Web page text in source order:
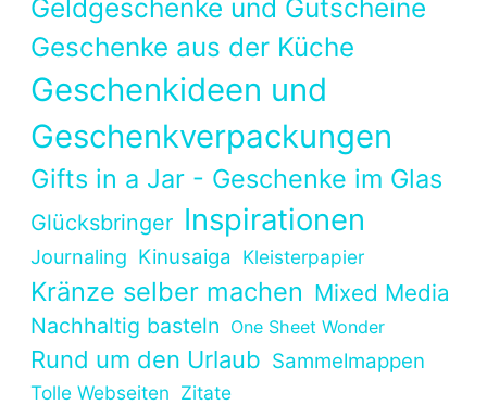
Geldgeschenke und Gutscheine
Geschenke aus der Küche
Geschenkideen und
Geschenkverpackungen
Gifts in a Jar - Geschenke im Glas
Glücksbringer Inspirationen
Journaling Kinusaiga Kleisterpapier
Kränze selber machen Mixed Media
Nachhaltig basteln One Sheet Wonder
Rund um den Urlaub Sammelmappen
Tolle Webseiten Zitate